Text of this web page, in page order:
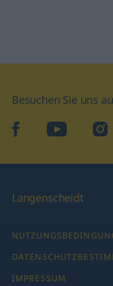
Besuchen Sie uns
facebookYouTube
Langenscheidt
IMPRESSUM